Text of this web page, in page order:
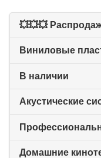
💥💥💥
Виниловые
В наличии
Акустические
Домашние